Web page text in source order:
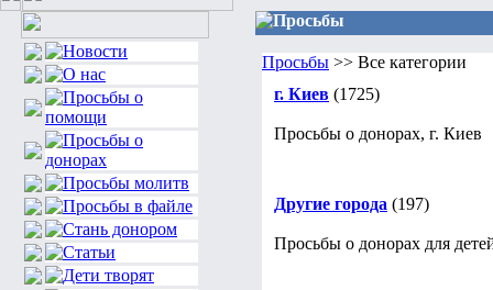
Просьбы
Просьбы >> Все категории
г. Киев (1725)
Просьбы о донорах, г. Киев
Другие города (197)
Просьбы о донорах для